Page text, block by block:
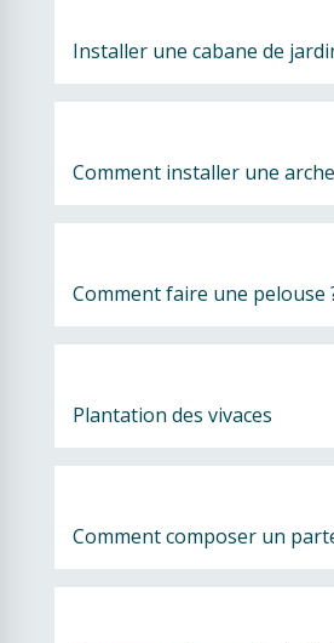
Installer une cabane de
Comment installer une
Comment faire une pelouse
Plantation des vivaces
Comment composer un